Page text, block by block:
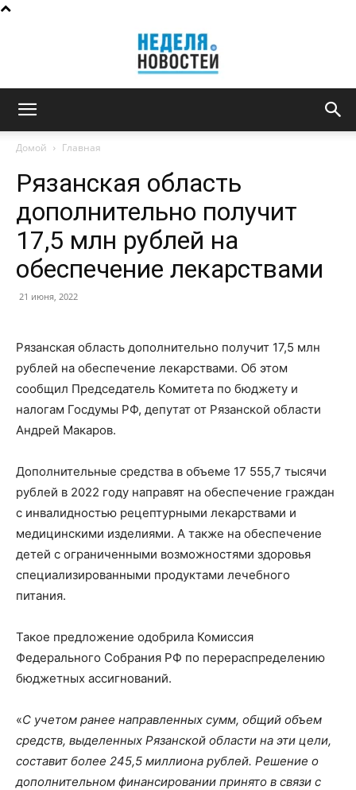
новостей
Домой Главная
Рязанская область
дополнительно получит
17,5 млн рублей на
обеспечение лекарствами
21 июня, 2022
Рязанская область дополнительно получит 17,5 млн
рублей на обеспечение лекарствами. Об этом
сообщил Председатель Комитета по бюджету и
налогам Госдумы РФ, депутат от Рязанской области
Андрей Макаров.
Дополнительные средства в объеме 17 555,7 тысячи
рублей в 2022 году направят на обеспечение граждан
с инвалидностью рецептурными лекарствами и
медицинскими изделиями. А также на обеспечение
детей с ограниченными возможностями здоровья
специализированными продуктами лечебного
питания.
Такое предложение одобрила Комиссия
Федерального Собрания РФ по перераспределению
бюджетных ассигнований.
«С учетом ранее направленных сумм, общий объем
средств, выделенных Рязанской области на эти цели,
составит более 245,5 миллиона рублей. Решение о
дополнительном финансировании принято в связи с